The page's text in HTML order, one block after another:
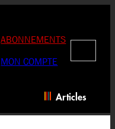
ABONNEMENTS
MON COMPTE
Articles